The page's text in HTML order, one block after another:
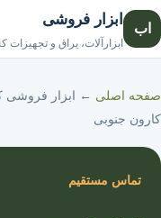
اب
ابزار فروشی
ابزارآلات، یراق و تجهیزات
صفحه اصلی ← ابزار فروشی
کارون جنوبی
تماس مستقیم